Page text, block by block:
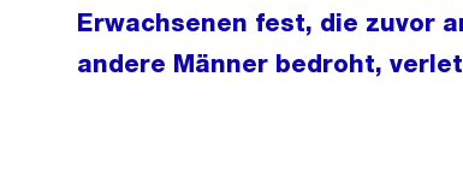
Erwachsenen fest, die zuvor
andere Männer bedroht,